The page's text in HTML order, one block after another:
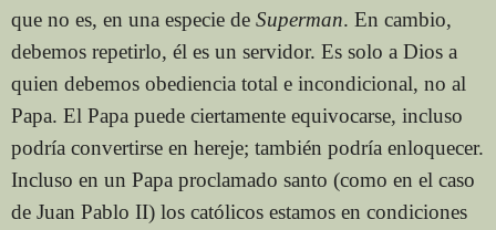
que no es, en una especie de Superman. En cambio,
debemos repetirlo, él es un servidor. Es solo a Dios a
quien debemos obediencia total e incondicional, no al
Papa. El Papa puede ciertamente equivocarse, incluso
podría convertirse en hereje; también podría enloquecer.
Incluso en un Papa proclamado santo (como en el caso
de Juan Pablo II) los católicos estamos en condiciones